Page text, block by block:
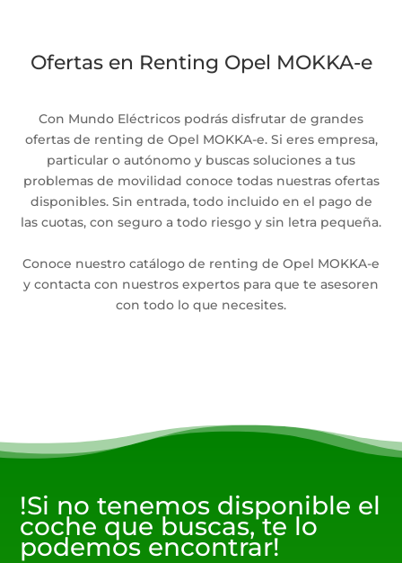
Ofertas en Renting Opel MOKKA-e
Con Mundo Eléctricos podrás disfrutar de grandes
ofertas de renting de Opel MOKKA-e. Si eres empresa,
particular o autónomo y buscas soluciones a tus
problemas de movilidad conoce todas nuestras ofertas
disponibles. Sin entrada, todo incluido en el pago de
las cuotas, con seguro a todo riesgo y sin letra pequeña.
Conoce nuestro catálogo de renting de Opel MOKKA-e
y contacta con nuestros expertos para que te asesoren
con todo lo que necesites.
!Si no tenemos disponible el
coche que buscas, te lo
podemos encontrar!